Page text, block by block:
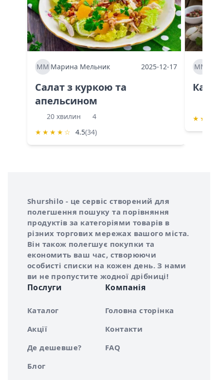
ММ Марина Мельник 2025-12-17
Салат з куркою та
апельсином
20 хвилин
4
★ ★ ★ ★ ☆ 4.5(34)
ММ
★ ★
Про сервіс Shurshilo
Shurshilo - це сервіс створений для
полегшення пошуку та порівняння
продуктів за категоріями товарів в
різних торгових мережах вашого міста.
Він також полегшує покупки та
економить ваш час, створюючи
особисті списки на кожен день. З нами
ви не пропустите жодної дрібниці!
Послуги
Каталог
Акції
Де дешевше?
Блог
Компанія
Головна сторінка
Контакти
FAQ